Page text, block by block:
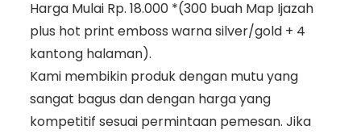
Harga Mulai Rp. 18.000 *(300 buah Map Ijazah
plus hot print emboss warna silver/gold + 4
kantong halaman).
Kami membikin produk dengan mutu yang
sangat bagus dan dengan harga yang
kompetitif sesuai permintaan pemesan. Jika